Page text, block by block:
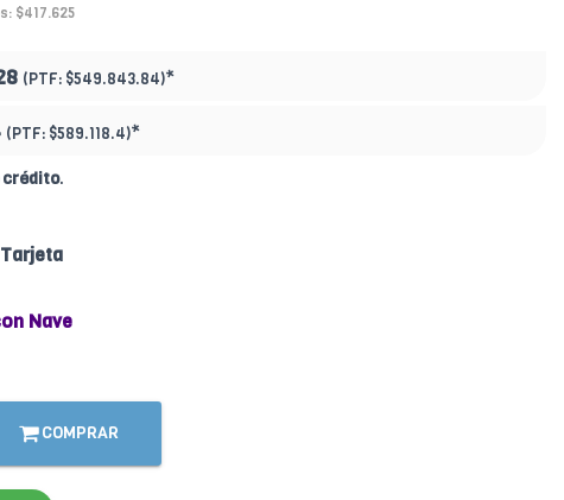
$417.625
(PTF: $549.843.84)*
(PTF: $589.118.4)*
crédito.
Nave
COMPRAR